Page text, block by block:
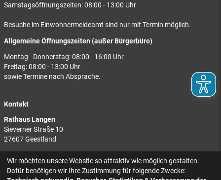
Samstagsöffnungszeiten: 08:00 - 13:00 Uhr
Besuche im Einwohnermeldeamt sind nur mit Termin möglich.
Allgemeine Öffnungszeiten (außer Bürgerbüro)
Montag - Donnerstag: 08:00 - 16:00 Uhr
Freitag: 08:00 - 13:00 Uhr
sowie Termine nach Absprache.
Kontakt
Rathaus Langen
Sieverner Straße 10
27607 Geestland
Rathaus Bad Bederkesa
Am Markt 8
Wir möchten unsere Website so attraktiv wie möglich gestalten.
Dafür benötigen wir Ihre Zustimmung für folgende Zwecke: